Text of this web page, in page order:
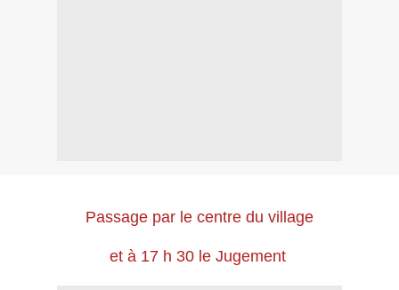
Passage par le centre du village
et à 17 h 30 le Jugement